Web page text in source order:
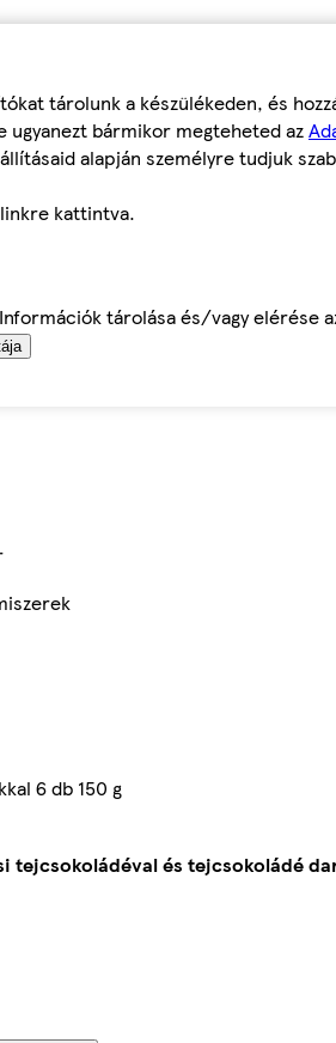
tárolunk a készülékeden, és
ugyanezt bármikor megteheted az
alapján személyre tudjuk
kattintva.
tárolása és/vagy
6 db 150 g
tejcsokoládéval és tejcsokoládé